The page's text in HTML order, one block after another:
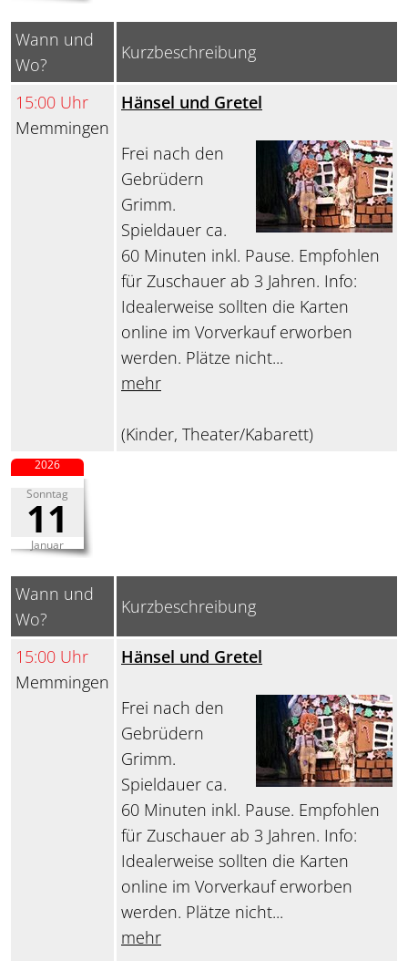
Wann und
Wo?
Kurzbeschreibung
15:00 Uhr
Memmingen
Hänsel und Gretel
Frei nach den
Gebrüdern
Grimm.
Spieldauer ca.
60 Minuten inkl. Pause. Empfohlen
für Zuschauer ab 3 Jahren. Info:
Idealerweise sollten die Karten
online im Vorverkauf erworben
werden. Plätze nicht...
mehr
(Kinder, Theater/Kabarett)
Sonntag
11
Januar
2026
Wann und
Wo?
Kurzbeschreibung
15:00 Uhr
Memmingen
Hänsel und Gretel
Frei nach den
Gebrüdern
Grimm.
Spieldauer ca.
60 Minuten inkl. Pause. Empfohlen
für Zuschauer ab 3 Jahren. Info:
Idealerweise sollten die Karten
online im Vorverkauf erworben
werden. Plätze nicht...
mehr